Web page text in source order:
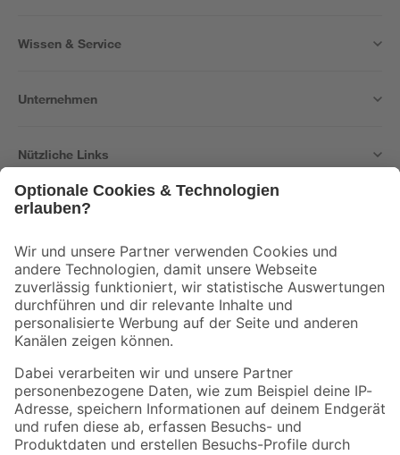
Wissen & Service
Unternehmen
Nützliche Links
Der toom Newsletter: Keine Angebote und Aktionen mehr verpassen!
Zur Newsletter Anmeldung
Folge uns
Zahlungsarten Versandarten